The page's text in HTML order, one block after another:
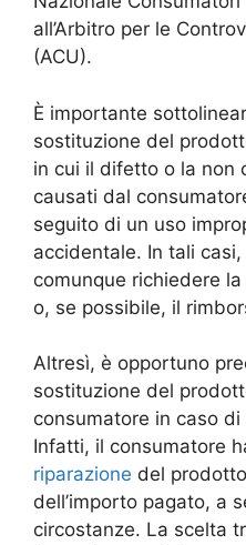
all’Arbitro per le
(ACU).
È importante
sostituzione del
in cui il difetto o la non
causati dal
seguito di un uso
accidentale. In tali
comunque richiedere
o, se possibile, il
Altresì, è opportuno
sostituzione del
consumatore in caso
Infatti, il consumatore
riparazione del
dell’importo pagato, a
circostanze. La scelta